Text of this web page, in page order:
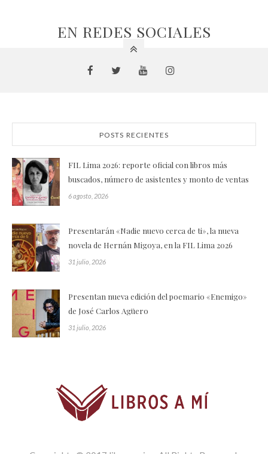
EN REDES SOCIALES
POSTS RECIENTES
FIL Lima 2026: reporte oficial con libros más
buscados, número de asistentes y monto de ventas
6 agosto, 2026
Presentarán «Nadie nuevo cerca de ti», la nueva
novela de Hernán Migoya, en la FIL Lima 2026
31 julio, 2026
Presentan nueva edición del poemario «Enemigo»
de José Carlos Agüero
31 julio, 2026